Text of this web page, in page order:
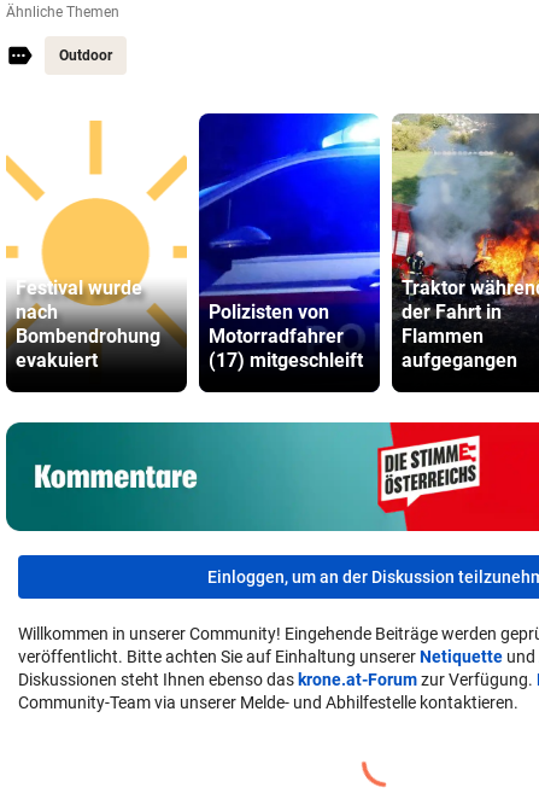
Ähnliche Themen
Outdoor
Festival wurde
nach
Bombendrohung
evakuiert
Polizisten von
Motorradfahrer
(17) mitgeschleift
Traktor
der Fahrt in
Flammen
aufgegangen
Einloggen, um an der Diskussion
Willkommen in unserer Community! Eingehende Beiträge werden
veröffentlicht. Bitte achten Sie auf Einhaltung unsererNetiquette und
Diskussionen steht Ihnen ebenso das krone.at-Forumzur Verfügung.
Community-Team via unserer Melde- und Abhilfestelle kontaktieren.